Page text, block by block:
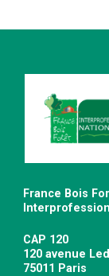
France Bois
CAP 120
120 avenue
75011 Paris